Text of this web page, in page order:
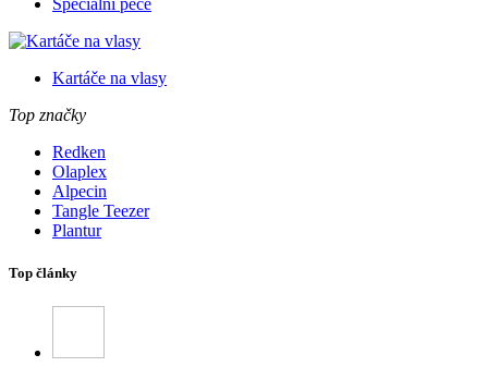
Speciální péče
Kartáče na vlasy
Top značky
Redken
Olaplex
Alpecin
Tangle Teezer
Plantur
Top články